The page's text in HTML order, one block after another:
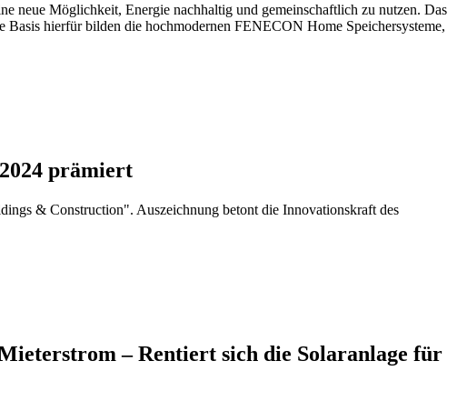
Möglichkeit, Energie nachhaltig und gemeinschaftlich zu nutzen. Das
hierfür bilden die hochmodernen FENECON Home Speichersysteme,
prämiert
& Construction". Auszeichnung betont die Innovationskraft des
– Rentiert sich die Solaranlage für